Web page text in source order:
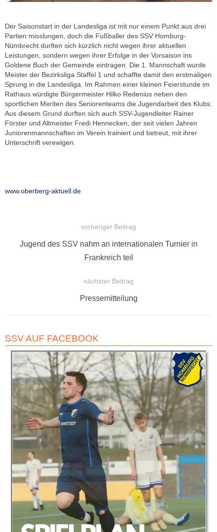
Der Saisonstart in der Landesliga ist mit nur einem Punkt aus drei
Partien misslungen, doch die Fußballer des SSV Homburg-
Nümbrecht durften sich kürzlich nicht wegen ihrer aktuellen
Leistungen, sondern wegen ihrer Erfolge in der Vorsaison ins
Goldene Buch der Gemeinde eintragen. Die 1. Mannschaft wurde
Meister der Bezirksliga Staffel 1 und schaffte damit den erstmaligen
Sprung in die Landesliga. Im Rahmen einer kleinen Feierstunde im
Rathaus würdigte Bürgermeister Hilko Redenius neben den
sportlichen Meriten des Seniorenteams die Jugendarbeit des Klubs.
Aus diesem Grund durften sich auch SSV-Jugendleiter Rainer
Förster und Altmeister Fredi Hennecken, der seit vielen Jahren
Juniorenmannschaften im Verein trainiert und betreut, mit ihrer
Unterschrift verewigen.
www.oberberg-aktuell.de
vorheriger Beitrag
Vorheriger
Jugend des SSV nahm an internationalen Turnier in
Frankreich teil
nächster Beitrag
Nächster
Pressemitteilung
SSV AUF FACEBOOK